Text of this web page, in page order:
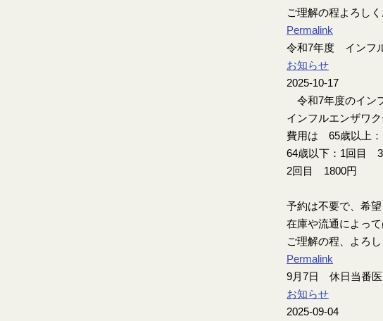
ご理解の程よろし
Permalink
令和7年度 インフ
お知らせ
2025-10-17
令和7年度のイン
インフルエンザワ
費用は 65歳以上：
64歳以下：1回目
2回目 1800円
予約は不要で、希
在庫や流通によっ
ご理解の程、よろ
Permalink
9月7日 休日当番医
お知らせ
2025-09-04